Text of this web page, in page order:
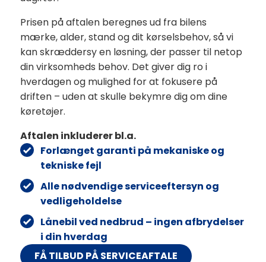
Prisen på aftalen beregnes ud fra bilens
mærke, alder, stand og dit kørselsbehov, så vi
kan skræddersy en løsning, der passer til netop
din virksomheds behov. Det giver dig ro i
hverdagen og mulighed for at fokusere på
driften – uden at skulle bekymre dig om dine
køretøjer.
Aftalen inkluderer bl.a.
Forlænget garanti på mekaniske og
tekniske fejl
Alle nødvendige serviceeftersyn og
vedligeholdelse
Lånebil ved nedbrud – ingen afbrydelser
i din hverdag
FÅ TILBUD PÅ SERVICEAFTALE